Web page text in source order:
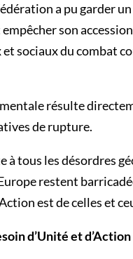
a pu garder
son
et sociaux du combat
résulte
de rupture.
à tous les désordres
restent
est de celles et
d’Unité et d’Action